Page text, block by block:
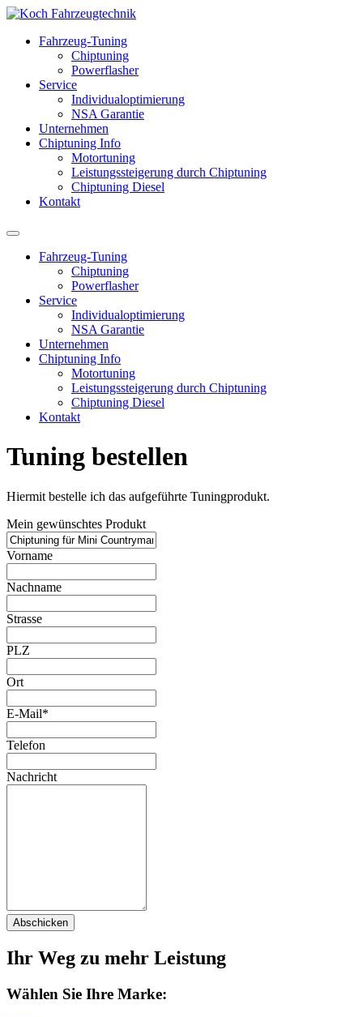
Fahrzeug-Tuning
Chiptuning
Powerflasher
Service
Individualoptimierung
NSA Garantie
Unternehmen
Chiptuning Info
Motortuning
Leistungssteigerung durch Chiptuning
Chiptuning Diesel
Kontakt
Fahrzeug-Tuning
Chiptuning
Powerflasher
Service
Individualoptimierung
NSA Garantie
Unternehmen
Chiptuning Info
Motortuning
Leistungssteigerung durch Chiptuning
Chiptuning Diesel
Kontakt
Tuning bestellen
Hiermit bestelle ich das aufgeführte Tuningprodukt.
Mein gewünschtes Produkt
Vorname
Nachname
Strasse
PLZ
Ort
E-Mail*
Telefon
Nachricht
Abschicken
Ihr Weg zu mehr Leistung
Wählen Sie Ihre Marke: